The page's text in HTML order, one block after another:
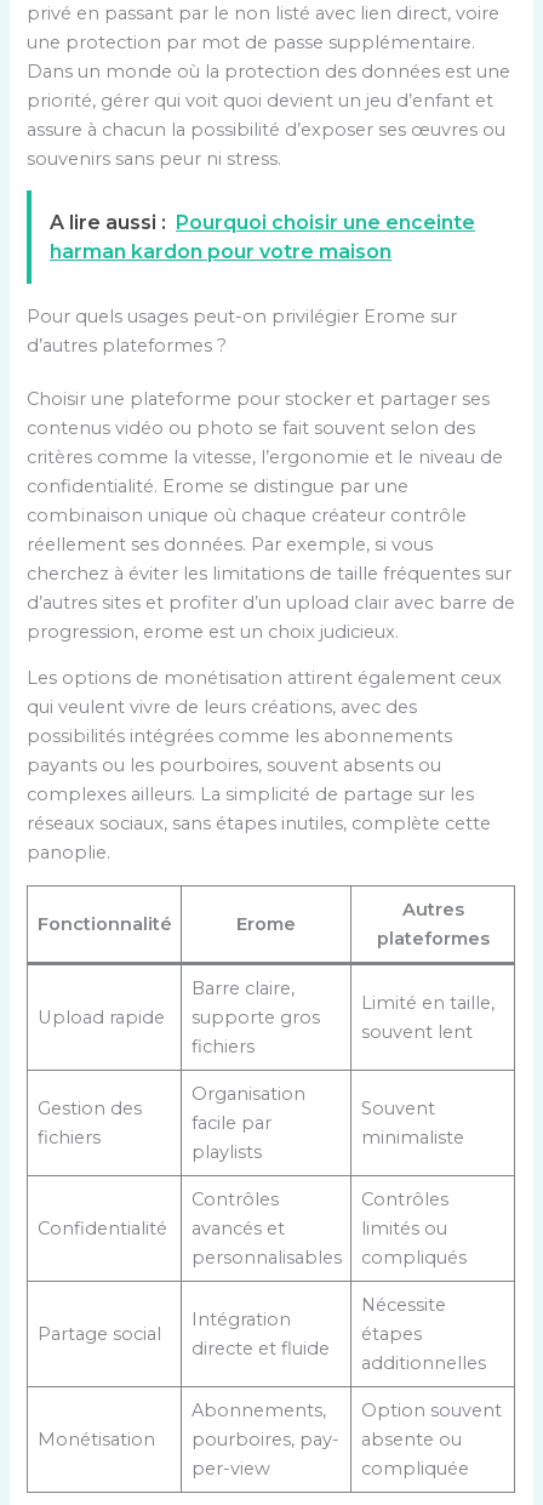
privé en passant par le non listé avec lien direct, voire
une protection par mot de passe supplémentaire.
Dans un monde où la protection des données est une
priorité, gérer qui voit quoi devient un jeu d’enfant et
assure à chacun la possibilité d’exposer ses œuvres ou
souvenirs sans peur ni stress.
A lire aussi : Pourquoi choisir une enceinte
harman kardon pour votre maison
Pour quels usages peut-on privilégier Erome sur
d’autres plateformes ?
Choisir une plateforme pour stocker et partager ses
contenus vidéo ou photo se fait souvent selon des
critères comme la vitesse, l’ergonomie et le niveau de
confidentialité. Erome se distingue par une
combinaison unique où chaque créateur contrôle
réellement ses données. Par exemple, si vous
cherchez à éviter les limitations de taille fréquentes sur
d’autres sites et profiter d’un upload clair avec barre de
progression, erome est un choix judicieux.
Les options de monétisation attirent également ceux
qui veulent vivre de leurs créations, avec des
possibilités intégrées comme les abonnements
payants ou les pourboires, souvent absents ou
complexes ailleurs. La simplicité de partage sur les
réseaux sociaux, sans étapes inutiles, complète cette
panoplie.
Fonctionnalité Erome
Autres
plateformes
Upload rapide
Barre claire,
supporte gros
fichiers
Limité en taille,
souvent lent
Gestion des
fichiers
Organisation
facile par
playlists
Souvent
minimaliste
Confidentialité
Contrôles
avancés et
personnalisables
Contrôles
limités ou
compliqués
Partage social
Intégration
directe et fluide
Nécessite
étapes
additionnelles
Monétisation
Abonnements,
pourboires, pay-
per-view
Option souvent
absente ou
compliquée